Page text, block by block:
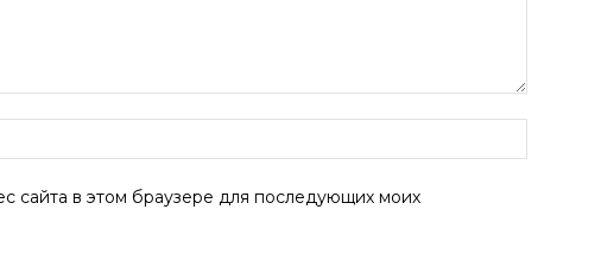
сайта в этом браузере для последующих моих